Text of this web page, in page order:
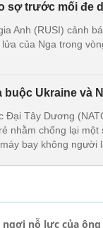
sợ trước mối đe
Anh (RUSI) cảnh
của Nga trong
buộc Ukraine và
Đại Tây Dương
nhằm chống lại
bay không người
nỗ lực của